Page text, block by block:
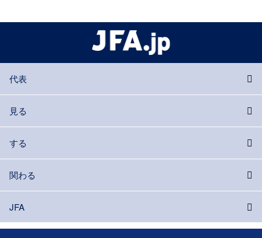
代表
見る
する
関わる
JFA